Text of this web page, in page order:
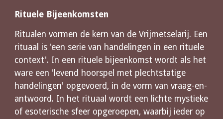
Rituele Bijeenkomsten
Ritualen vormen de kern van de Vrijmetselarij. Een
rituaal is 'een serie van handelingen in een rituele
context'. In een rituele bijeenkomst wordt als het
ware een 'levend hoorspel met plechtstatige
handelingen' opgevoerd, in de vorm van vraag-en-
antwoord. In het rituaal wordt een lichte mystieke
of esoterische sfeer opgeroepen, waarbij ieder op